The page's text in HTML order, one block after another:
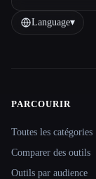
Language▾
Site
PARCOURIR
Toutes les catégories
Comparer des outils
Outils par audience